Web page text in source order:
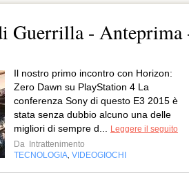
Guerrilla - Anteprima
Il nostro primo incontro con Horizon:
Zero Dawn su PlayStation 4 La
conferenza Sony di questo E3 2015 è
stata senza dubbio alcuno una delle
migliori di sempre d...
Leggere il seguito
Da
Intrattenimento
TECNOLOGIA VIDEOGIOCHI